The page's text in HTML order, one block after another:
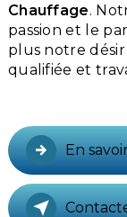
Chauffage.
passion et le
plus notre
qualifiée et
En